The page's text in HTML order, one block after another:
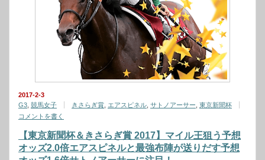
2017-2-3
G3 競馬女子 きさらぎ賞 エアスピネル サトノアーサー 東京新聞杯
コメントを書く
【東京新聞杯＆きさらぎ賞 2017】マイル王狙う予想
オッズ2.0倍エアスピネルと最強布陣が送りだす予想